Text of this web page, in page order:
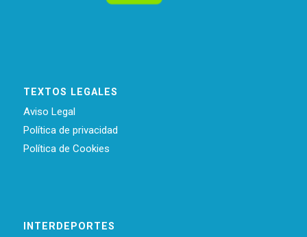
TEXTOS LEGALES
Aviso Legal
Política de privacidad
Política de Cookies
INTERDEPORTES